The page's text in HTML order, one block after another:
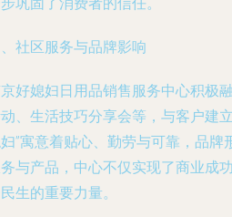
社区服务与品牌影响
好媳妇日用品销售服务中心积极
、生活技巧分享会等，与客户建
”寓意着贴心、勤劳与可靠，品
与产品，中心不仅实现了商业成
生的重要力量。